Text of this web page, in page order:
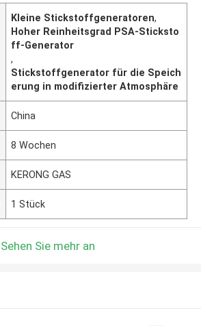
Kleine Stickstoffgeneratoren,
Hoher Reinheitsgrad PSA-Sticksto
ff-Generator
,
Stickstoffgenerator für die Speich
erung in modifizierter Atmosphäre
China
8 Wochen
KERONG GAS
1 Stück
Sehen Sie mehr an